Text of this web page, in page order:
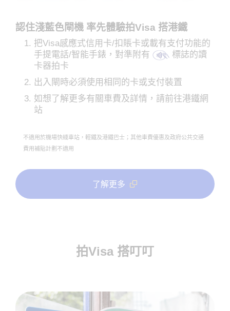
認住淺藍色閘機 率先體驗拍Visa 搭港鐵
把Visa感應式信用卡/扣賬卡或載有支付功能的
手提電話/智能手錶，對準附有
標誌的讀
卡器拍卡
出入閘時必須使用相同的卡或支付裝置
如想了解更多有關車費及詳情，請前往港鐵網
站
不適用於機場快綫車站，輕鐵及港鐵巴士；其他車費優惠及政府公共交通
費用補貼計劃不適用
了解更多
拍Visa 搭叮叮